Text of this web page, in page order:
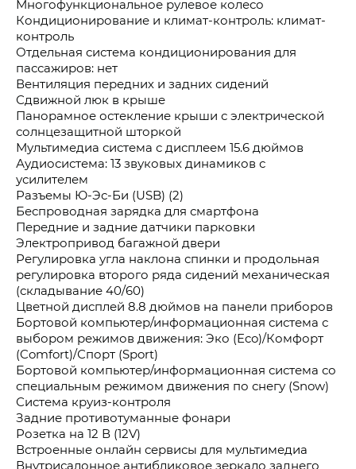
Многофункциональное рулевое колесо
Кондиционирование и климат-контроль: климат-
контроль
Отдельная система кондиционирования для
пассажиров: нет
Вентиляция передних и задних сидений
Сдвижной люк в крыше
Панорамное остекление крыши с электрической
солнцезащитной шторкой
Мультимедиа система с дисплеем 15.6 дюймов
Аудиосистема: 13 звуковых динамиков с
усилителем
Разъемы Ю-Эс-Би (USB) (2)
Беспроводная зарядка для смартфона
Передние и задние датчики парковки
Электропривод багажной двери
Регулировка угла наклона спинки и продольная
регулировка второго ряда сидений механическая
(складывание 40/60)
Цветной дисплей 8.8 дюймов на панели приборов
Бортовой компьютер/информационная система с
выбором режимов движения: Эко (Eco)/Комфорт
(Comfort)/Спорт (Sport)
Бортовой компьютер/информационная система со
специальным режимом движения по снегу (Snow)
Система круиз-контроля
Задние противотуманные фонари
Розетка на 12 В (12V)
Встроенные онлайн сервисы для мультимедиа
Внутрисалонное антибликовое зеркало заднего